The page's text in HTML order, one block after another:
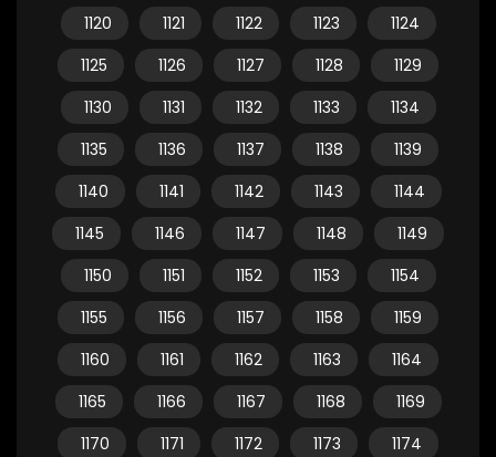
1120
1121 1122 1123
1124
1125
1126 1127 1128
1129
1130
1131 1132 1133
1134
1135
1136 1137 1138
1139
1140
1141 1142 1143
1144
1145
1146 1147 1148
1149
1150
1151 1152 1153
1154
1155
1156 1157 1158
1159
1160
1161 1162 1163
1164
1165
1166 1167 1168
1169
1170
1171 1172 1173
1174